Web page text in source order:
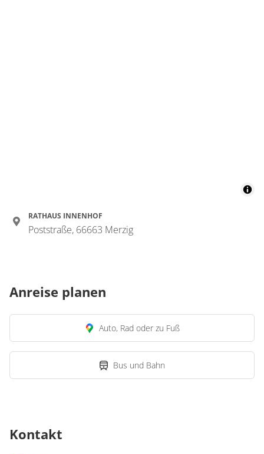
RATHAUS INNENHOF
Poststraße, 66663 Merzig
Anreise planen
Auto, Rad oder zu Fuß
Bus und Bahn
Kontakt